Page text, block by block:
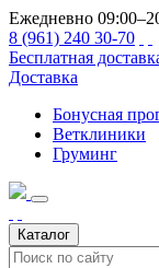
Ежедневно
8 (961) 240 30-70
Бесплатная
Доставка
Бонусная
Ветклиники
Груминг
Каталог